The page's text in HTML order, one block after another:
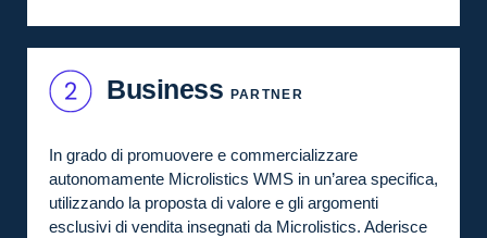
Business PARTNER
In grado di promuovere e commercializzare
autonomamente Microlistics WMS in un’area specifica,
utilizzando la proposta di valore e gli argomenti
esclusivi di vendita insegnati da Microlistics. Aderisce